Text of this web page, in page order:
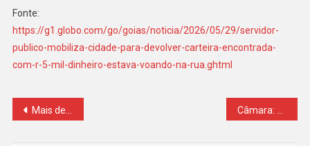
Fonte:
https://g1.globo.com/go/goias/noticia/2026/05/29/servidor-
publico-mobiliza-cidade-para-devolver-carteira-encontrada-
com-r-5-mil-dinheiro-estava-voando-na-rua.ghtml
Navegação
Mais de R$ 84 mil em notas falsas são apreendidos no interior de SP